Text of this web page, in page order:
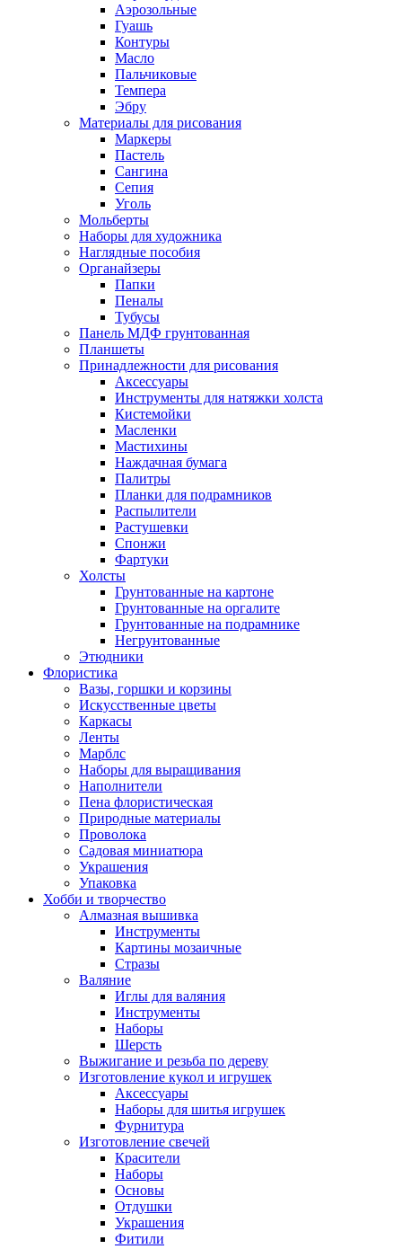
Аэрозольные
Гуашь
Контуры
Масло
Пальчиковые
Темпера
Эбру
Материалы для рисования
Маркеры
Пастель
Сангина
Сепия
Уголь
Мольберты
Наборы для художника
Наглядные пособия
Органайзеры
Папки
Пеналы
Тубусы
Панель МДФ грунтованная
Планшеты
Принадлежности для рисования
Аксессуары
Инструменты для натяжки холста
Кистемойки
Масленки
Мастихины
Наждачная бумага
Палитры
Планки для подрамников
Распылители
Растушевки
Спонжи
Фартуки
Холсты
Грунтованные на картоне
Грунтованные на оргалите
Грунтованные на подрамнике
Негрунтованные
Этюдники
Флористика
Вазы, горшки и корзины
Искусственные цветы
Каркасы
Ленты
Марблс
Наборы для выращивания
Наполнители
Пена флористическая
Природные материалы
Проволока
Садовая миниатюра
Украшения
Упаковка
Хобби и творчество
Алмазная вышивка
Инструменты
Картины мозаичные
Стразы
Валяние
Иглы для валяния
Инструменты
Наборы
Шерсть
Выжигание и резьба по дереву
Изготовление кукол и игрушек
Аксессуары
Наборы для шитья игрушек
Фурнитура
Изготовление свечей
Красители
Наборы
Основы
Отдушки
Украшения
Фитили